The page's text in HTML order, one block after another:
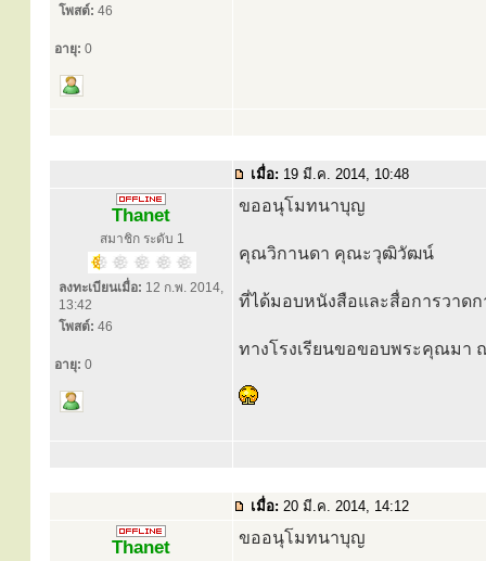
โพสต์: 46
อายุ: 0
เมื่อ: 19 มี.ค. 2014, 10:48
Thanet
สมาชิก ระดับ 1
ลงทะเบียนเมื่อ: 12 ก.พ. 2014,
13:42
โพสต์: 46
อายุ: 0
ขออนุโมทนาบุญ
คุณวิกานดา คุณะวุฒิวัฒน์
ที่ได้มอบหนังสือและสื่อการวาด
ทางโรงเรียนขอขอบพระคุณมา
เมื่อ: 20 มี.ค. 2014, 14:12
Thanet ขออนุโมทนาบุญ